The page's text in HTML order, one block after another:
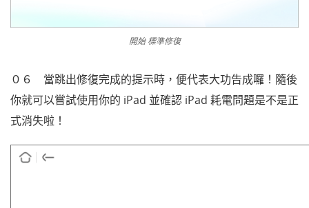
開始 標準修復
０６ 當跳出修復完成的提示時，便代表大功告成囉！隨後
你就可以嘗試使用你的 iPad 並確認 iPad 耗電問題是不是正
式消失啦！